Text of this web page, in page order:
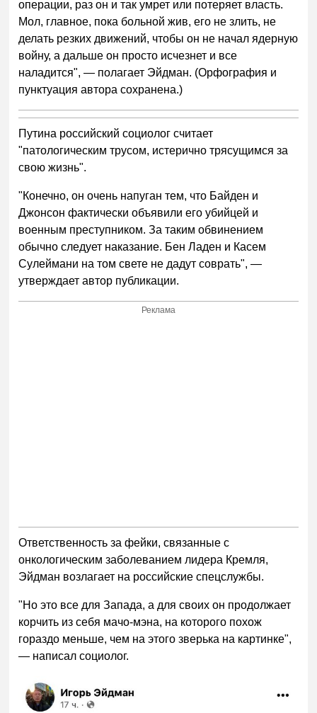
операции, раз он и так умрет или потеряет власть.
Мол, главное, пока больной жив, его не злить, не
делать резких движений, чтобы он не начал ядерную
войну, а дальше он просто исчезнет и все
наладится", — полагает Эйдман. (Орфография и
пунктуация автора сохранена.)
Путина российский социолог считает
"патологическим трусом, истерично трясущимся за
свою жизнь".
"Конечно, он очень напуган тем, что Байден и
Джонсон фактически объявили его убийцей и
военным преступником. За таким обвинением
обычно следует наказание. Бен Ладен и Касем
Сулеймани на том свете не дадут соврать", —
утверждает автор публикации.
Реклама
Ответственность за фейки, связанные с
онкологическим заболеванием лидера Кремля,
Эйдман возлагает на российские спецслужбы.
"Но это все для Запада, а для своих он продолжает
корчить из себя мачо-мэна, на которого похож
гораздо меньше, чем на этого зверька на картинке",
— написал социолог.